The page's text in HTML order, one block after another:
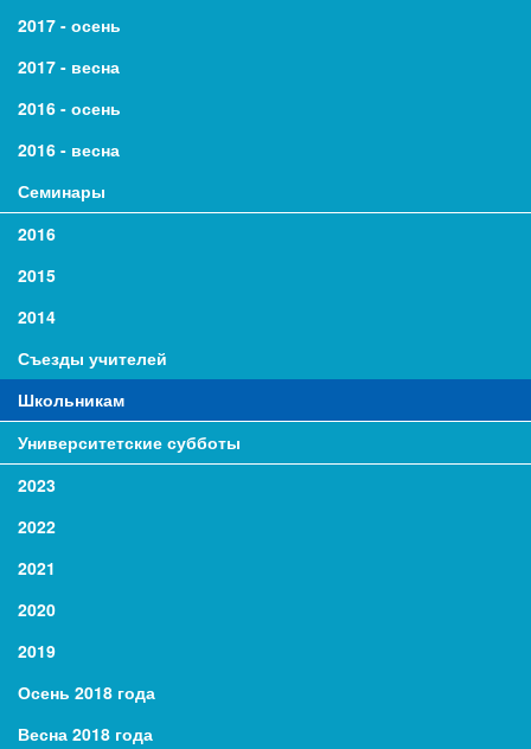
2017 - осень
2017 - весна
2016 - осень
2016 - весна
Семинары
2016
2015
2014
Съезды учителей
Школьникам
Университетские субботы
2023
2022
2021
2020
2019
Осень 2018 года
Весна 2018 года